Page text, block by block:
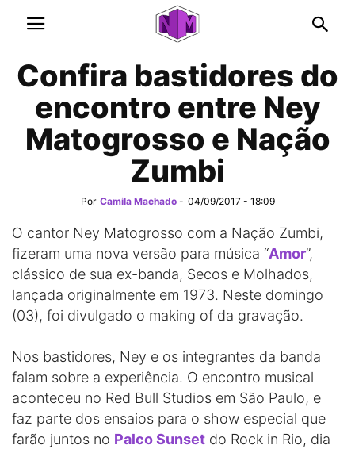
Confira bastidores do
encontro entre Ney
Matogrosso e Nação
Zumbi
Por Camila Machado - 04/09/2017 - 18:09
O cantor Ney Matogrosso com a Nação Zumbi,
fizeram uma nova versão para música “Amor”,
clássico de sua ex-banda, Secos e Molhados,
lançada originalmente em 1973. Neste domingo
(03), foi divulgado o making of da gravação.
Nos bastidores, Ney e os integrantes da banda
falam sobre a experiência. O encontro musical
aconteceu no Red Bull Studios em São Paulo, e
faz parte dos ensaios para o show especial que
farão juntos no Palco Sunset do Rock in Rio, dia